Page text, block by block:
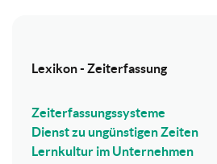
Lexikon - Zeiterfassung
Zeiterfassungssysteme
Dienst zu ungünstigen Zeiten
Lernkultur im Unternehmen